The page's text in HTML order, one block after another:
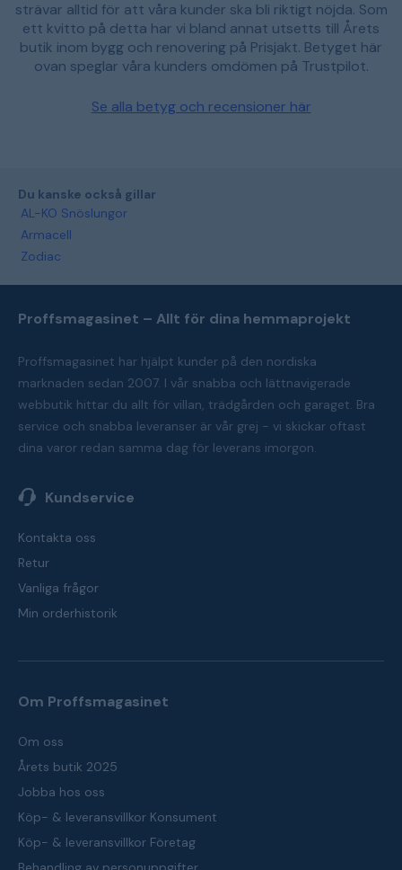
strävar alltid för att våra kunder ska bli riktigt nöjda. Som
ett kvitto på detta har vi bland annat utsetts till Årets
butik inom bygg och renovering på Prisjakt. Betyget här
ovan speglar våra kunders omdömen på Trustpilot.
Se alla betyg och recensioner här
Du kanske också gillar
AL-KO Snöslungor
Armacell
Zodiac
Proffsmagasinet – Allt för dina hemmaprojekt
Proffsmagasinet har hjälpt kunder på den nordiska
marknaden sedan 2007. I vår snabba och lättnavigerade
webbutik hittar du allt för villan, trädgården och garaget. Bra
service och snabba leveranser är vår grej - vi skickar oftast
dina varor redan samma dag för leverans imorgon.
Kundservice
Kontakta oss
Retur
Vanliga frågor
Min orderhistorik
Om Proffsmagasinet
Om oss
Årets butik 2025
Jobba hos oss
Köp- & leveransvillkor Konsument
Köp- & leveransvillkor Företag